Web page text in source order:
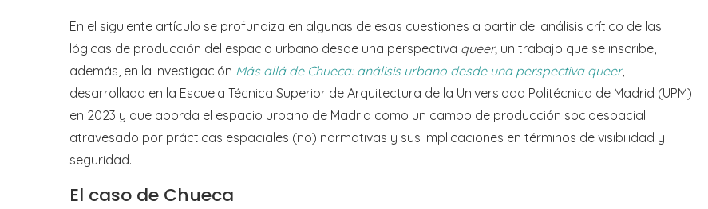
En el siguiente artículo se profundiza en algunas de esas cuestiones a partir del análisis crítico de las
lógicas de producción del espacio urbano desde una perspectiva queer; un trabajo que se inscribe,
además, en la investigación Más allá de Chueca: análisis urbano desde una perspectiva queer,
desarrollada en la Escuela Técnica Superior de Arquitectura de la Universidad Politécnica de Madrid (UPM)
en 2023 y que aborda el espacio urbano de Madrid como un campo de producción socioespacial
atravesado por prácticas espaciales (no) normativas y sus implicaciones en términos de visibilidad y
seguridad.
El caso de Chueca